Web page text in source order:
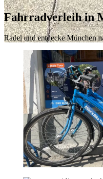
Fahrradverleih in
Radel und entdecke München